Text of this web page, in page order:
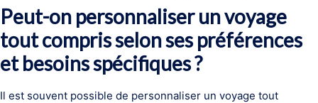
Peut-on personnaliser un voyage
tout compris selon ses préférences
et besoins spécifiques ?
Il est souvent possible de personnaliser un voyage tout